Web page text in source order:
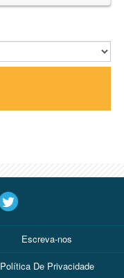
Escreva-nos
Política De Privacidade